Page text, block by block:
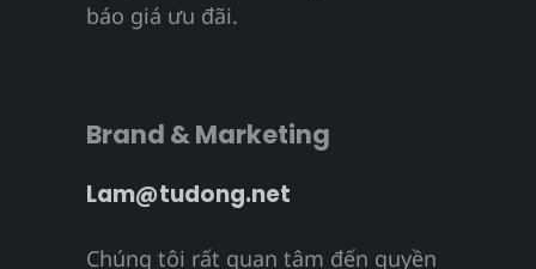
báo giá ưu đãi.
Brand & Marketing
Lam@tudong.net
Chúng tôi rất quan tâm đến quyền